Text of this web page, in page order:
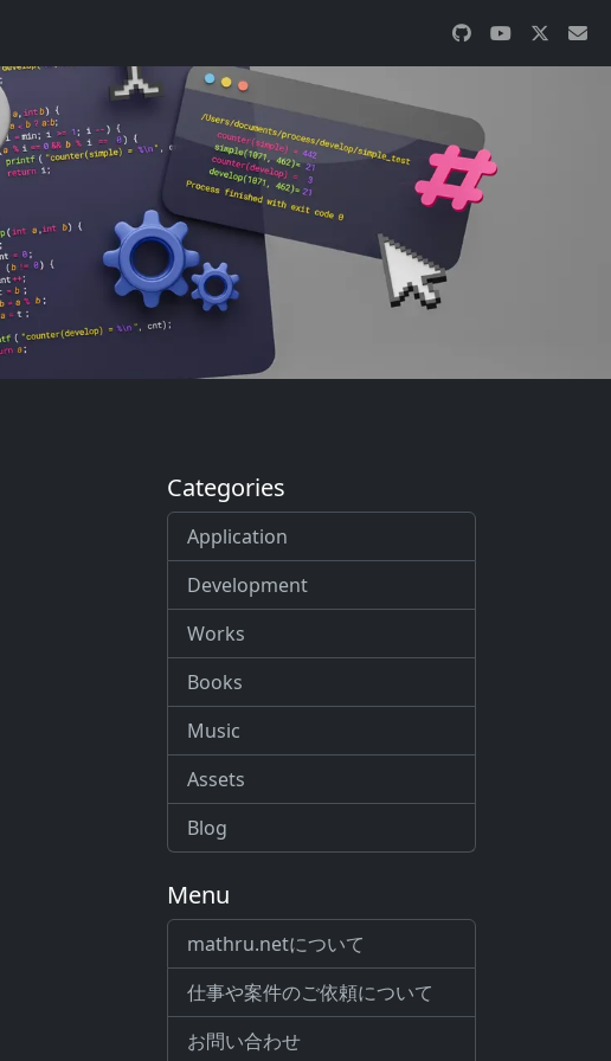
Categories
Application
Development
Works
Books
Music
Assets
Blog
Menu
mathru.netについて
仕事や案件のご依頼について
お問い合わせ